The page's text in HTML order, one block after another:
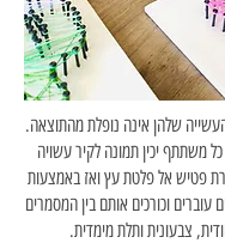
שלהן אינה נופלת מהתוצאה.
משתתף יכין תמונה לקיר עשויה
פטיש אל פלטת עץ ואז באמצעות
וכורכים אותם בין המסמרים
צבעונית ותלת מימדית.